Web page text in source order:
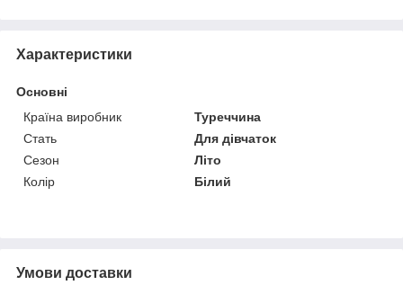
Характеристики
Основні
Країна виробник
Туреччина
Стать
Для дівчаток
Сезон
Літо
Колір
Білий
Умови доставки